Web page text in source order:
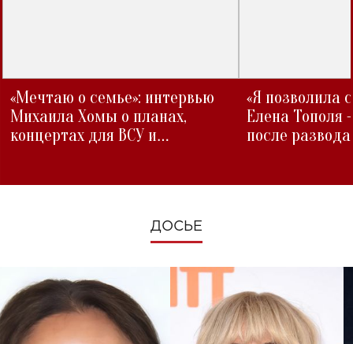
«Мечтаю о семье»: интервью
Михаила Хомы о планах,
концертах для ВСУ и
«Я позволила
Елена Тополя
после развода
ДОСЬЕ